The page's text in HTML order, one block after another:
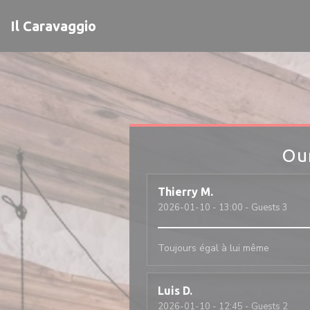
Il Caravaggio
Thierry M
2026-01-10 - 13:00 - Guests 3
Toujours égal à lui même
Luis D
2026-01-10 - 12:45 - Guests 2